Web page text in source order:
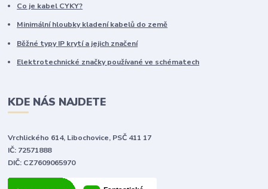
Co je kabel CYKY?
Minimální hloubky kladení kabelů do země
Běžné typy IP krytí a jejich značení
Elektrotechnické značky používané ve schématech
KDE NÁS NAJDETE
Vrchlického 614, Libochovice, PSČ 411 17
IČ: 72571888
DIČ: CZ7609065970